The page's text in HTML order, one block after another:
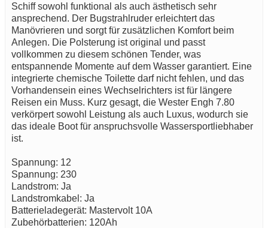
Schiff sowohl funktional als auch ästhetisch sehr
ansprechend. Der Bugstrahlruder erleichtert das
Manövrieren und sorgt für zusätzlichen Komfort beim
Anlegen. Die Polsterung ist original und passt
vollkommen zu diesem schönen Tender, was
entspannende Momente auf dem Wasser garantiert. Eine
integrierte chemische Toilette darf nicht fehlen, und das
Vorhandensein eines Wechselrichters ist für längere
Reisen ein Muss. Kurz gesagt, die Wester Engh 7.80
verkörpert sowohl Leistung als auch Luxus, wodurch sie
das ideale Boot für anspruchsvolle Wassersportliebhaber
ist.
Spannung: 12
Spannung: 230
Landstrom: Ja
Landstromkabel: Ja
Batterieladegerät: Mastervolt 10A
Zubehörbatterien: 120Ah